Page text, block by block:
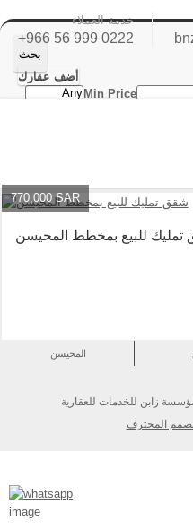
خدمة العملاء
+966 56 999 0222
أضف عقارك
بحث
Min Price
770,000 SAR
للبيع بمخطط المحيسن
المحيسن
المحترف